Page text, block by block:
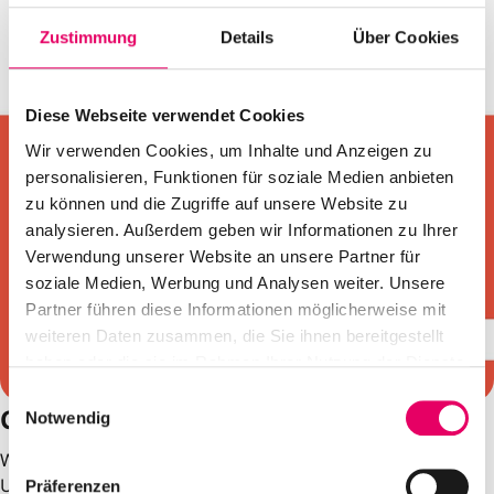
Zustimmung Details Über Cookies
Diese Webseite verwendet Cookies
Wir verwenden Cookies, um Inhalte und Anzeigen zu
personalisieren, Funktionen für soziale Medien anbieten
zu können und die Zugriffe auf unsere Website zu
analysieren. Außerdem geben wir Informationen zu Ihrer
Verwendung unserer Website an unsere Partner für
soziale Medien, Werbung und Analysen weiter. Unsere
Partner führen diese Informationen möglicherweise mit
weiteren Daten zusammen, die Sie ihnen bereitgestellt
E
i
Notwendig
Präferenzen
Cambridge Certificate
Weiterhin bieten wir dir als eine der wenigen Schulen im
Umkreis die Möglichkeit, den Cambridge English Test auf